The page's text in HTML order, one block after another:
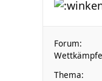
Forum:
Thema: